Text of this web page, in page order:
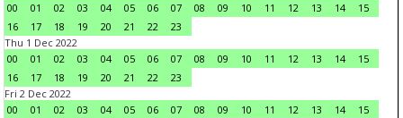
00
01 02 03 04 05 06 07 08 09 10 11 12 13 14
15
16
17 18 19 20 21 22
23
Thu 1 Dec 2022
00
01 02 03 04 05 06 07 08 09 10 11 12 13 14
15
16
17 18 19 20 21 22
23
Fri 2 Dec 2022
00
01 02 03 04 05 06 07 08 09 10 11 12 13 14
15